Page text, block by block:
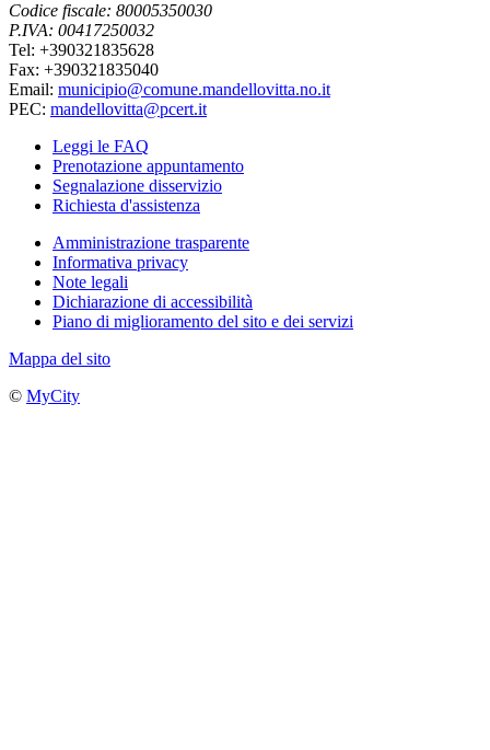
Codice fiscale: 80005350030
P.IVA: 00417250032
Tel: +390321835628
Fax: +390321835040
Email: municipio@comune.mandellovitta.no.it
PEC: mandellovitta@pcert.it
Leggi le FAQ
Prenotazione appuntamento
Segnalazione disservizio
Richiesta d'assistenza
Amministrazione trasparente
Informativa privacy
Note legali
Dichiarazione di accessibilità
Piano di miglioramento del sito e dei servizi
Mappa del sito
© MyCity